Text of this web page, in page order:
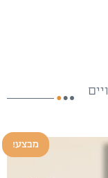
מבצע!